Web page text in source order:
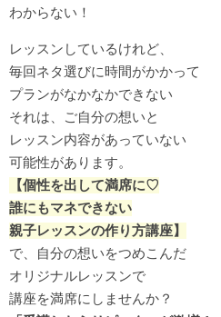
わからない！
レッスンしているけれど、
毎回ネタ選びに時間がかかって
プランがなかなかできない
それは、ご自分の想いと
レッスン内容があっていない
可能性があります。
【個性を出して満席に♡
誰にもマネできない
親子レッスンの作り方講座】
で、自分の想いをつめこんだ
オリジナルレッスンで
講座を満席にしませんか？